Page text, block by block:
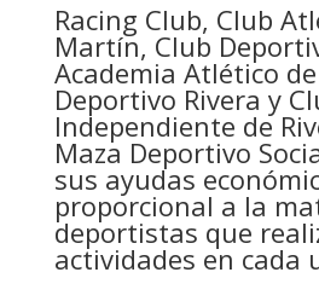
Racing Club, Club
Martín, Club
Academia Atlético
Deportivo Rivera y
Independiente de
Maza Deportivo
sus ayudas
proporcional a la
deportistas que
actividades en cada